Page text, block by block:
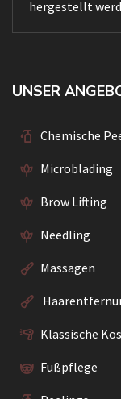
hergestellt
UNSER
Chemische
Microblading
Brow Lifting
Needling
Massagen
Klassische
Fußpflege